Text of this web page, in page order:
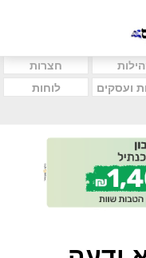
חצרות
ועסקים
לוחות